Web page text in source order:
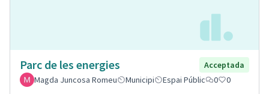
Parc de les energies
Acceptada
Magda Juncosa Romeu
Municipi Espai Públic 0 0